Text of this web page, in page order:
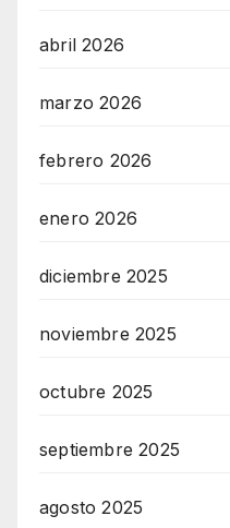
abril 2026
marzo 2026
febrero 2026
enero 2026
diciembre 2025
noviembre 2025
octubre 2025
septiembre 2025
agosto 2025